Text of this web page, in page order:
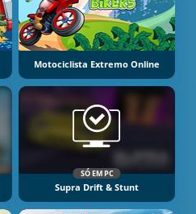
Motociclista Extremo Online
SÓ EM PC
Supra Drift & Stunt